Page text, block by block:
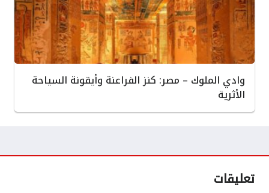
وادي الملوك – مصر: كنز الفراعنة وأيقونة السياحة
الأثرية
تعليقات